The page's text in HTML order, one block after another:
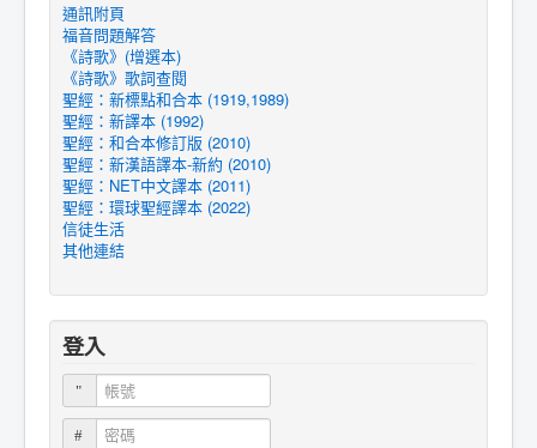
通訊附頁
福音問題解答
《詩歌》(增選本)
《詩歌》歌詞查閱
聖經：新標點和合本 (1919,1989)
聖經：新譯本 (1992)
聖經：和合本修訂版 (2010)
聖經：新漢語譯本-新約 (2010)
聖經：NET中文譯本 (2011)
聖經：環球聖經譯本 (2022)
信徒生活
其他連結
登入
帳號
密碼